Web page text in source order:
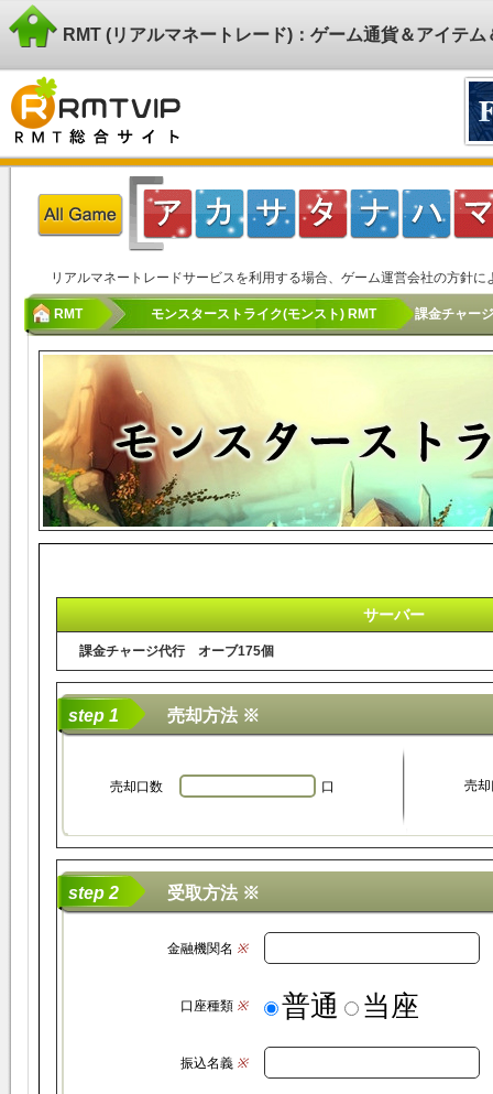
RMT (リアルマネートレード)：ゲーム通貨＆アイテ
リアルマネートレードサービスを利用する場合、ゲーム運営会社の方針
RMT モンスターストライク(モンスト) RMT 課金チャー
サーバー
課金チャージ代行 オーブ175個
step 1 売却方法 ※
売却口数 口 売
step 2 受取方法 ※
金融機関名 ※
口座種類※ 普通 当座
振込名義※